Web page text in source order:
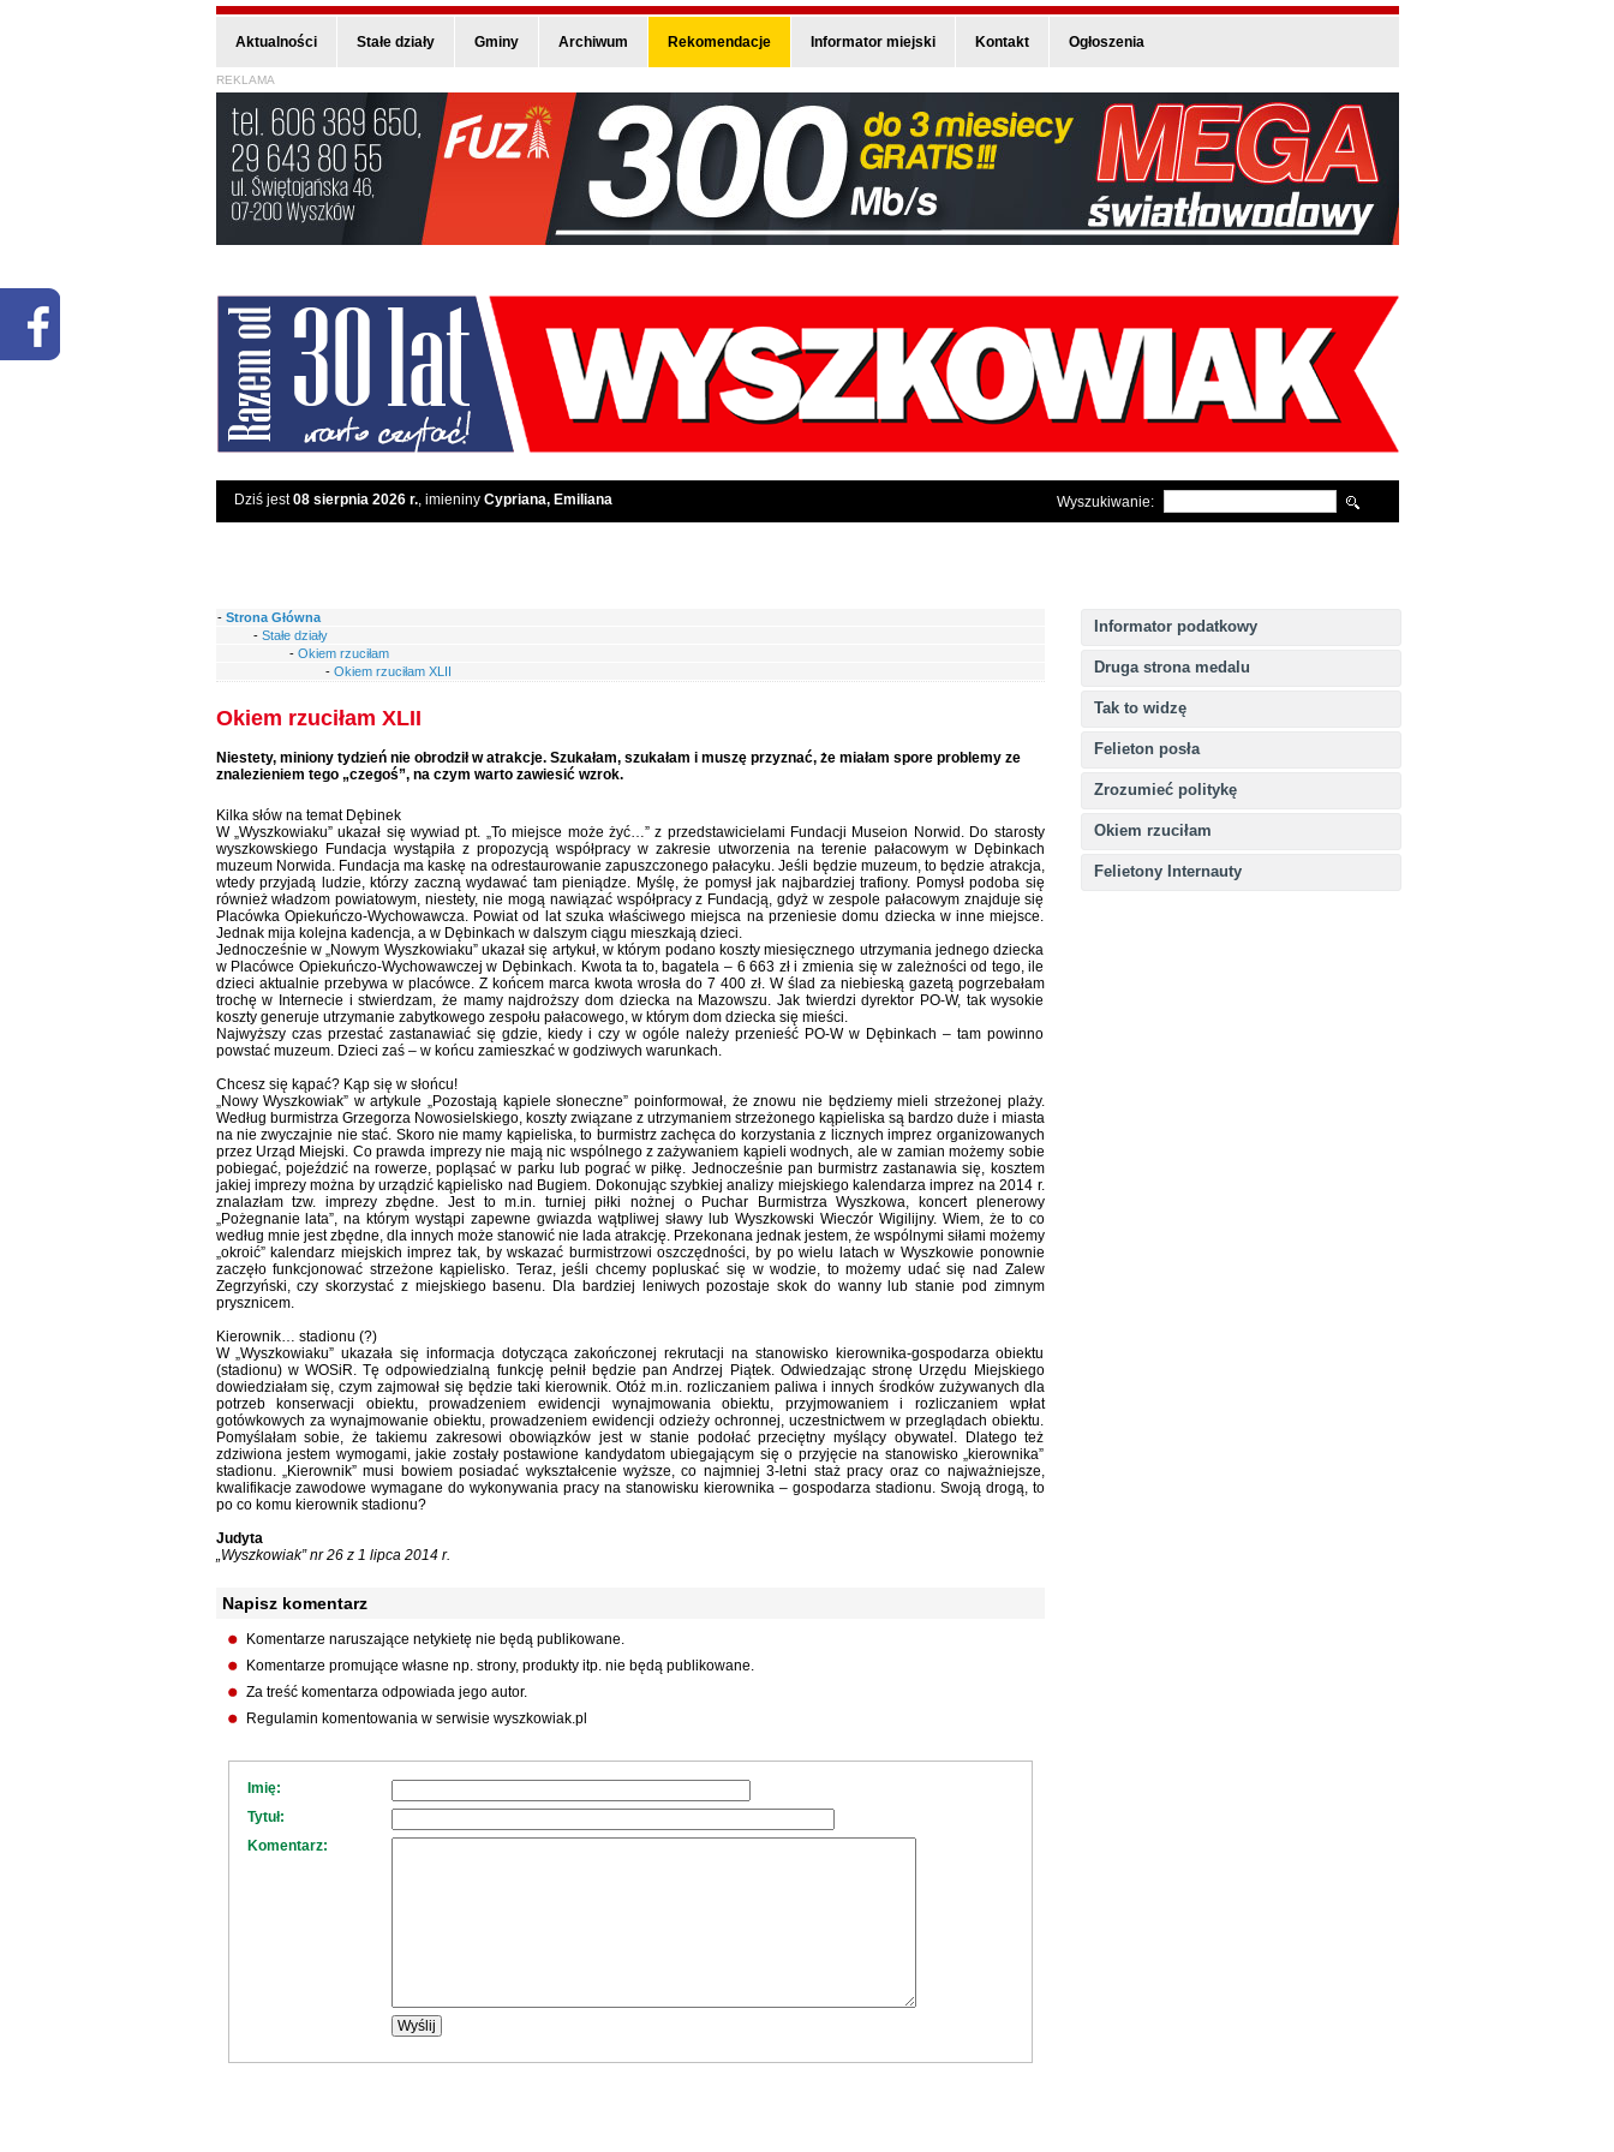
Aktualności Stałe działy Gminy Archiwum Rekomendacje Informator miejski Kontakt Ogłoszenia
REKLAMA
Dziś jest08 sierpnia 2026 r., imieniny Cypriana, Emiliana Wyszukiwanie:
Informator podatkowy
Druga strona medalu
Tak to widzę
Felieton posła
Zrozumieć politykę
Okiem rzuciłam
Felietony Internauty
- Strona Główna
- Stałe działy
- Okiem rzuciłam
- Okiem rzuciłam XLII
Okiem rzuciłam XLII
Niestety, miniony tydzień nie obrodził w atrakcje. Szukałam, szukałam i muszę przyznać, że miałam spore problemy ze
znalezieniem tego „czegoś”, na czym warto zawiesić wzrok.
Kilka słów na temat Dębinek
W „Wyszkowiaku” ukazał się wywiad pt. „To miejsce może żyć…” z przedstawicielami Fundacji Museion Norwid. Do starosty
wyszkowskiego Fundacja wystąpiła z propozycją współpracy w zakresie utworzenia na terenie pałacowym w Dębinkach
muzeum Norwida. Fundacja ma kaskę na odrestaurowanie zapuszczonego pałacyku. Jeśli będzie muzeum, to będzie atrakcja,
wtedy przyjadą ludzie, którzy zaczną wydawać tam pieniądze. Myślę, że pomysł jak najbardziej trafiony. Pomysł podoba się
również władzom powiatowym, niestety, nie mogą nawiązać współpracy z Fundacją, gdyż w zespole pałacowym znajduje się
Placówka Opiekuńczo-Wychowawcza. Powiat od lat szuka właściwego miejsca na przeniesie domu dziecka w inne miejsce.
Jednak mija kolejna kadencja, a w Dębinkach w dalszym ciągu mieszkają dzieci.
Jednocześnie w „Nowym Wyszkowiaku” ukazał się artykuł, w którym podano koszty miesięcznego utrzymania jednego dziecka
w Placówce Opiekuńczo-Wychowawczej w Dębinkach. Kwota ta to, bagatela – 6 663 zł i zmienia się w zależności od tego, ile
dzieci aktualnie przebywa w placówce. Z końcem marca kwota wrosła do 7 400 zł. W ślad za niebieską gazetą pogrzebałam
trochę w Internecie i stwierdzam, że mamy najdroższy dom dziecka na Mazowszu. Jak twierdzi dyrektor PO-W, tak wysokie
koszty generuje utrzymanie zabytkowego zespołu pałacowego, w którym dom dziecka się mieści.
Najwyższy czas przestać zastanawiać się gdzie, kiedy i czy w ogóle należy przenieść PO-W w Dębinkach – tam powinno
powstać muzeum. Dzieci zaś – w końcu zamieszkać w godziwych warunkach.
Chcesz się kąpać? Kąp się w słońcu!
„Nowy Wyszkowiak” w artykule „Pozostają kąpiele słoneczne” poinformował, że znowu nie będziemy mieli strzeżonej plaży.
Według burmistrza Grzegorza Nowosielskiego, koszty związane z utrzymaniem strzeżonego kąpieliska są bardzo duże i miasta
na nie zwyczajnie nie stać. Skoro nie mamy kąpieliska, to burmistrz zachęca do korzystania z licznych imprez organizowanych
przez Urząd Miejski. Co prawda imprezy nie mają nic wspólnego z zażywaniem kąpieli wodnych, ale w zamian możemy sobie
pobiegać, pojeździć na rowerze, popląsać w parku lub pograć w piłkę. Jednocześnie pan burmistrz zastanawia się, kosztem
jakiej imprezy można by urządzić kąpielisko nad Bugiem. Dokonując szybkiej analizy miejskiego kalendarza imprez na 2014 r.
znalazłam tzw. imprezy zbędne. Jest to m.in. turniej piłki nożnej o Puchar Burmistrza Wyszkowa, koncert plenerowy
„Pożegnanie lata”, na którym wystąpi zapewne gwiazda wątpliwej sławy lub Wyszkowski Wieczór Wigilijny. Wiem, że to co
według mnie jest zbędne, dla innych może stanowić nie lada atrakcję. Przekonana jednak jestem, że wspólnymi siłami możemy
„okroić” kalendarz miejskich imprez tak, by wskazać burmistrzowi oszczędności, by po wielu latach w Wyszkowie ponownie
zaczęło funkcjonować strzeżone kąpielisko. Teraz, jeśli chcemy popluskać się w wodzie, to możemy udać się nad Zalew
Zegrzyński, czy skorzystać z miejskiego basenu. Dla bardziej leniwych pozostaje skok do wanny lub stanie pod zimnym
prysznicem.
Kierownik… stadionu (?)
W „Wyszkowiaku” ukazała się informacja dotycząca zakończonej rekrutacji na stanowisko kierownika-gospodarza obiektu
(stadionu) w WOSiR. Tę odpowiedzialną funkcję pełnił będzie pan Andrzej Piątek. Odwiedzając stronę Urzędu Miejskiego
dowiedziałam się, czym zajmował się będzie taki kierownik. Otóż m.in. rozliczaniem paliwa i innych środków zużywanych dla
potrzeb konserwacji obiektu, prowadzeniem ewidencji wynajmowania obiektu, przyjmowaniem i rozliczaniem wpłat
gotówkowych za wynajmowanie obiektu, prowadzeniem ewidencji odzieży ochronnej, uczestnictwem w przeglądach obiektu.
Pomyślałam sobie, że takiemu zakresowi obowiązków jest w stanie podołać przeciętny myślący obywatel. Dlatego też
zdziwiona jestem wymogami, jakie zostały postawione kandydatom ubiegającym się o przyjęcie na stanowisko „kierownika”
stadionu. „Kierownik” musi bowiem posiadać wykształcenie wyższe, co najmniej 3-letni staż pracy oraz co najważniejsze,
kwalifikacje zawodowe wymagane do wykonywania pracy na stanowisku kierownika – gospodarza stadionu. Swoją drogą, to
po co komu kierownik stadionu?
Judyta
„Wyszkowiak” nr 26 z 1 lipca 2014 r.
Napisz komentarz
Komentarze naruszające netykietę nie będą publikowane.
Komentarze promujące własne np. strony, produkty itp. nie będą publikowane.
Za treść komentarza odpowiada jego autor.
Regulamin komentowania w serwisie wyszkowiak.pl
Imię:
Tytuł:
Komentarz: